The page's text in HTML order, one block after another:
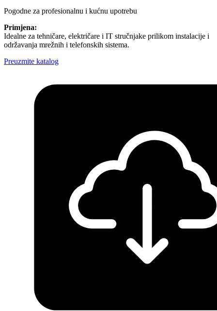
Pogodne za profesionalnu i kućnu upotrebu
Primjena:
Idealne za tehničare, električare i IT stručnjake prilikom instalacije i
održavanja mrežnih i telefonskih sistema.
Preuzmite katalog